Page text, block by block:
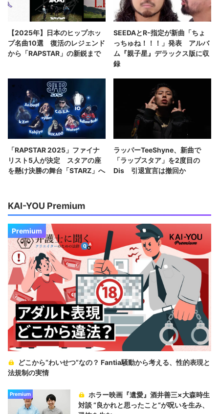
【2025年】日本のヒップホッ
プ名曲10選 復活のレジェンド
から「RAPSTAR」の新鋭まで
SEEDAとR-指定が新曲「ちょ
っちゅね！！！」発表 アルバ
ム『親子星』デラックス版に収
録
「RAPSTAR 2025」ファイナ
リスト5人が決定 スタアの座
を懸け決勝の舞台「STARZ」へ
ラッパーTeeShyne、新曲で
「ラップスタア」を2度目の
Dis 引退宣言は撤回か
KAI-YOU Premium
Premium
どこから“わいせつ”なの？ Fantia騒動から考える、性的表現と
法規制の実情
Premium
ホラー映画『遺愛』酒井善三×大森時生
対談 “良かれと思ったこと“が呪いを生み、